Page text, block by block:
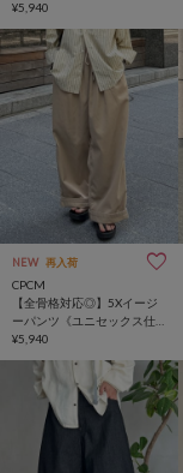
様》
¥5,940
NEW 再入荷
CPCM
【全骨格対応◎】5Xイージ
ーパンツ《ユニセックス仕
様》
¥5,940